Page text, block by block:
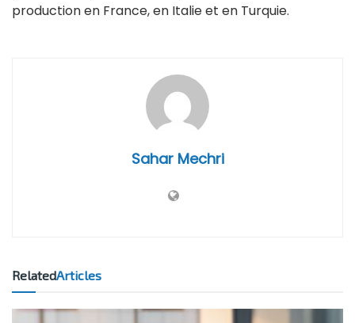
production en France, en Italie et en Turquie.
Sahar Mechri
RelatedArticles